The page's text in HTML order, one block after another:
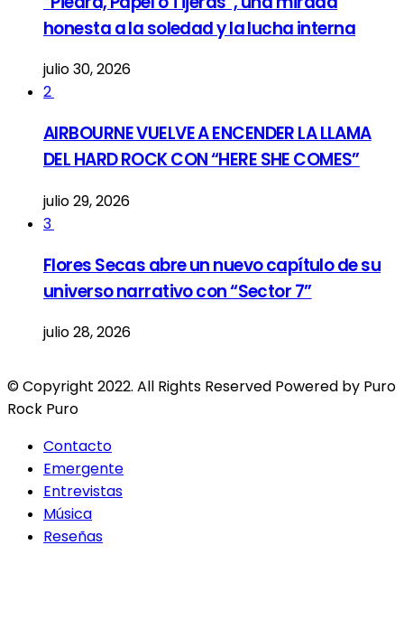
honesta a la soledad y la lucha interna
julio 30, 2026
2
AIRBOURNE VUELVE A ENCENDER LA LLAMA
DEL HARD ROCK CON “HERE SHE COMES”
julio 29, 2026
3
Flores Secas abre un nuevo capítulo de su
universo narrativo con “Sector 7”
julio 28, 2026
© Copyright 2022. All Rights Reserved Powered by Puro
Rock Puro
Contacto
Emergente
Entrevistas
Música
Reseñas